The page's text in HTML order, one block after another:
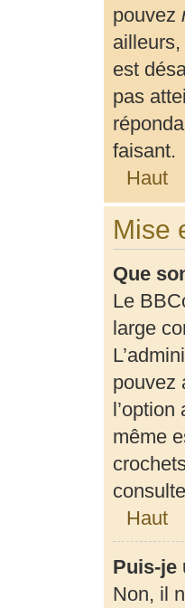
pouvez
est
pas
faisant.
Haut
Mise
Que
Le
large
pouvez
même
Haut
Puis-je
Non, il